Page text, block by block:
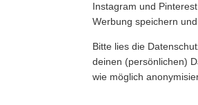
Instagram und
Werbung speichern
Bitte lies die
deinen (persönlichen)
wie möglich